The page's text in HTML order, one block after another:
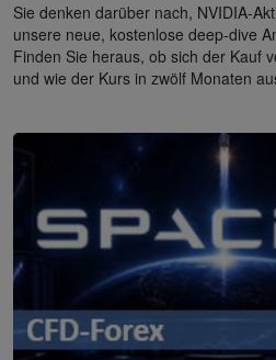
Sie denken darüber nach, NVIDIA-
unsere neue, kostenlose deep-dive
Finden Sie heraus, ob sich der Kauf
und wie der Kurs in zwölf Monaten